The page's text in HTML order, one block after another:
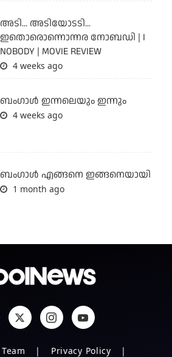
അടി... അടിയോടടി...
ഇതൊരൊന്നൊന്നര നോബഡി | I
NOBODY | MOVIE REVIEW
4 weeks ago
ബംഗാള്‍ ഇന്നലെയും ഇന്നും
4 weeks ago
ബം​ഗാൾ എങ്ങനെ ഇങ്ങനെയായി
1 month ago
Team Privacy Policy